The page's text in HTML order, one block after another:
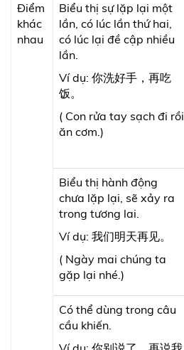
Điểm
khác
nhau
Biểu thị sự lặp lại một
lần, có lúc lần thứ hai,
có lúc lại đề cập nhiều
lần.
Ví dụ: 你洗好手，再吃
饭。
( Con rửa tay sạch đi rồi
ăn cơm.)
Biểu thị hành động
chưa lặp lại, sẽ xảy ra
trong tương lai.
Ví dụ: 我们明天再见。
( Ngày mai chúng ta
gặp lại nhé.)
Có thể dùng trong câu
cầu khiến.